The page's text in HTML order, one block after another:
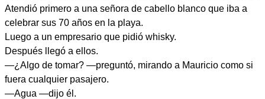
Atendió primero a una señora de cabello blanco que iba a
celebrar sus 70 años en la playa.
Luego a un empresario que pidió whisky.
Después llegó a ellos.
—¿Algo de tomar? —preguntó, mirando a Mauricio como si
fuera cualquier pasajero.
—Agua —dijo él.